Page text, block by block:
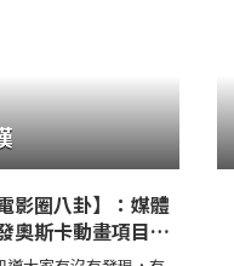
電影圈八卦】：媒體
奧斯卡動畫項目投
聞！好萊塢為什麼